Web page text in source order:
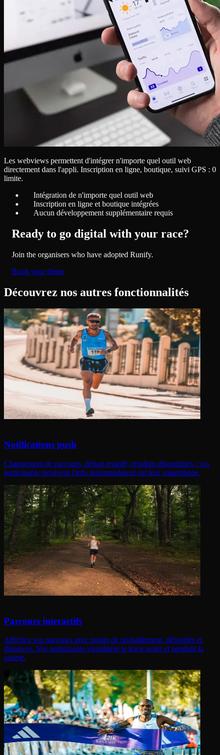
Les webviews permettent d'intégrer n'importe quel outil web
directement dans l'appli. Inscription en ligne, boutique, suivi GPS : 0
limite.
Intégration de n'importe quel outil web
Inscription en ligne et boutique intégrées
Aucun développement supplémentaire requis
Ready to go digital with your race?
Join the organisers who have adopted Runify.
Book your demo
Découvrez nos autres fonctionnalités
Notifications push
Changement de parcours, départ retardé, résultats disponibles : vos
participants reçoivent l'info instantanément sur leur smartphone.
Parcours interactifs
Affichez vos parcours avec points de ravitaillement, dénivelés et
distances. Vos participants visualisent le tracé avant et pendant la
course.